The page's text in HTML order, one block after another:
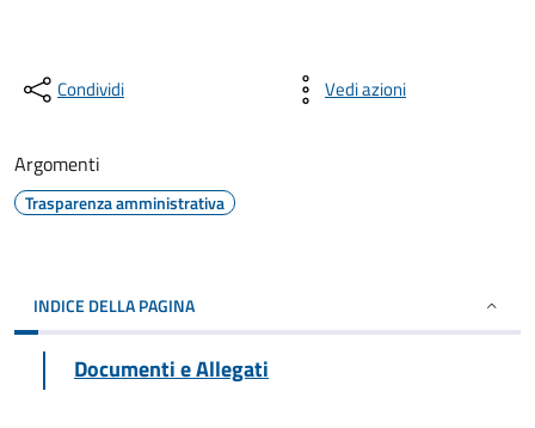
Condividi Vedi azioni
Argomenti
Trasparenza amministrativa
INDICE DELLA PAGINA
Documenti e Allegati